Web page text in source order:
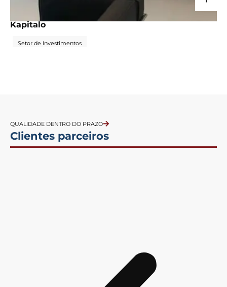
CORPORATIVO
Kapitalo
Setor de Investimentos
QUALIDADE DENTRO DO PRAZO
Clientes parceiros